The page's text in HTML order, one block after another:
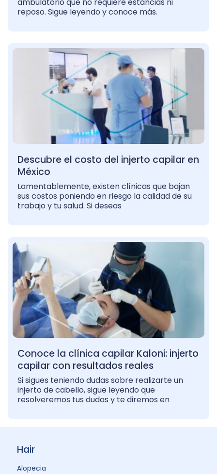
ambulatorio que no requiere estancias ni
reposo. Sigue leyendo y conoce más.
Descubre el costo del injerto capilar en
México
Lamentablemente, existen clínicas que bajan
sus costos poniendo en riesgo la calidad de su
trabajo y tu salud. Si deseas
Conoce la clínica capilar Kaloni: injerto
capilar con resultados reales
Si sigues teniendo dudas sobre realizarte un
injerto de cabello, sigue leyendo que
resolveremos tus dudas y te diremos en
Hair
Alopecia